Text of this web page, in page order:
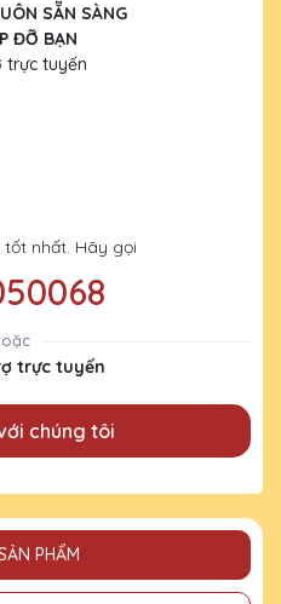
SẴN SÀNG
ĐỠ BẠN
nhất. Hãy gọi
trực tuyến
chúng tôi
PHẨM